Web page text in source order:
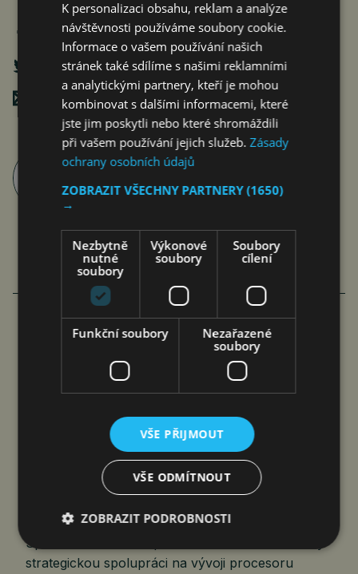
Poslat mailem
Roman Pospíšil
články autora >
VÍCE ČLÁNKU Z BYZNYSU
INTEL A FORTINET
VYVINOU
PROCESOR
Společnosti Intel Corporation a Fortinet oznámily
strategickou spolupráci na vývoji procesoru
K personalizaci obsahu, reklam a analýze
návštěvnosti používáme soubory cookie.
Informace o vašem používání našich
stránek také sdílíme s našimi reklamními
a analytickými partnery, kteří je mohou
kombinovat s dalšími informacemi, které
jste jim poskytli nebo které shromáždili
při vašem používání jejich služeb.Zásady
ochrany osobních údajů
ZOBRAZIT VŠECHNY PARTNERY(1650)
→
Nezbytně
nutné
soubory
Výkonové
soubory
Soubory
cílení
Funkční soubory
Nezařazené
soubory
VŠE PŘIJMOUT
VŠE ODMÍTNOUT
ZOBRAZIT PODROBNOSTI